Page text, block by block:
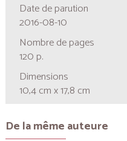
Date de parution
2016-08-10
Nombre de pages
120 p.
Dimensions
10,4 cm x 17,8 cm
De la même auteure